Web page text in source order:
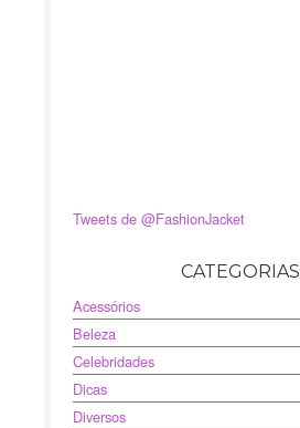
Tweets de @FashionJacket
CATEGORIAS
Acessórios
Beleza
Celebridades
Dicas
Diversos